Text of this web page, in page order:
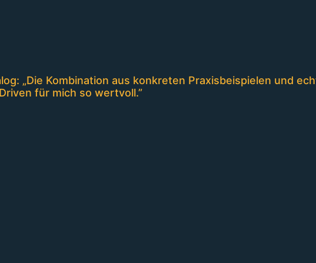
„Die Kombination aus konkreten Praxisbeispielen und
für mich so wertvoll.”